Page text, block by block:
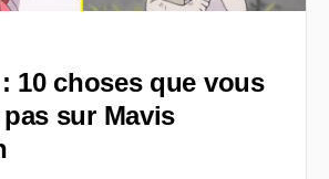
10 choses que vous
sur Mavis